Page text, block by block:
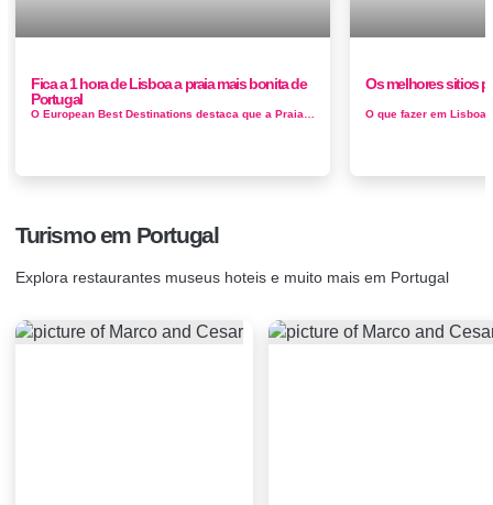
Fica a 1 hora de Lisboa a praia mais bonita de
Portugal
Os melhores sitios
Turismo em Portugal
Explora restaurantes museus hoteis e muito mais em Portugal